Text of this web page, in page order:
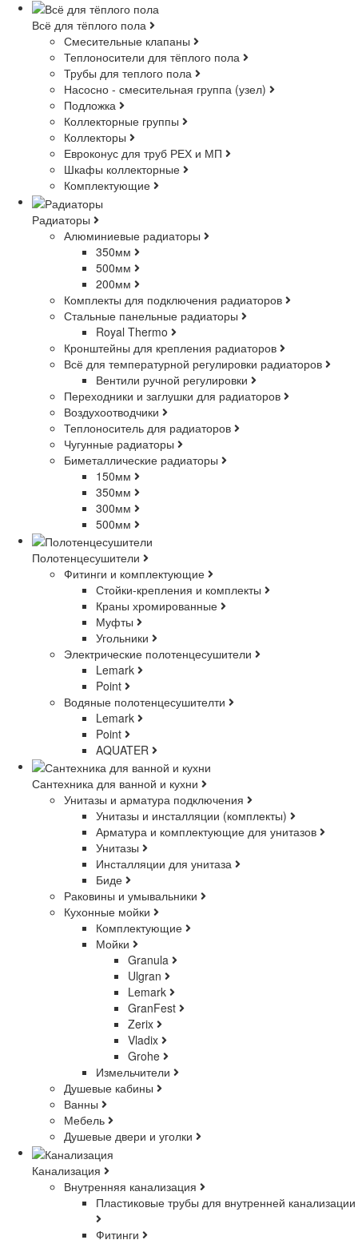
Всё для тёплого пола
Смесительные клапаны
Теплоносители для тёплого пола
Трубы для теплого пола
Насосно - смесительная группа (узел)
Подложка
Коллекторные группы
Коллекторы
Евроконус для труб РЕХ и МП
Шкафы коллекторные
Комплектующие
Радиаторы
Алюминиевые радиаторы
350мм
500мм
200мм
Комплекты для подключения радиаторов
Стальные панельные радиаторы
Royal Thermo
Кронштейны для крепления радиаторов
Всё для температурной регулировки радиаторов
Вентили ручной регулировки
Переходники и заглушки для радиаторов
Воздухоотводчики
Теплоноситель для радиаторов
Чугунные радиаторы
Биметаллические радиаторы
150мм
350мм
300мм
500мм
Полотенцесушители
Фитинги и комплектующие
Стойки-крепления и комплекты
Краны хромированные
Муфты
Угольники
Электрические полотенцесушители
Lemark
Point
Водяные полотенцесушителти
Lemark
Point
AQUATER
Сантехника для ванной и кухни
Унитазы и арматура подключения
Унитазы и инсталляции (комплекты)
Арматура и комплектующие для унитазов
Унитазы
Инсталляции для унитаза
Биде
Раковины и умывальники
Кухонные мойки
Комплектующие
Мойки
Granula
Ulgran
Lemark
GranFest
Zerix
Vladix
Grohe
Измельчители
Душевые кабины
Ванны
Мебель
Душевые двери и уголки
Канализация
Внутренняя канализация
Пластиковые трубы для внутренней канализации
Фитинги